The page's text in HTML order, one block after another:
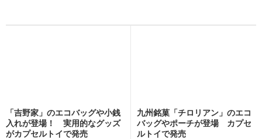
「吉野家」のエコバッグや小銭
入れが登場！ 実用的なグッズ
がカプセルトイで発売
九州銘菓「チロリアン」のエコ
バッグやポーチが登場 カプセ
ルトイで発売